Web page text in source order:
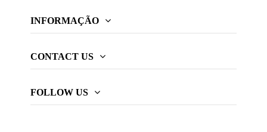
INFORMAÇÃO
CONTACT US
FOLLOW US